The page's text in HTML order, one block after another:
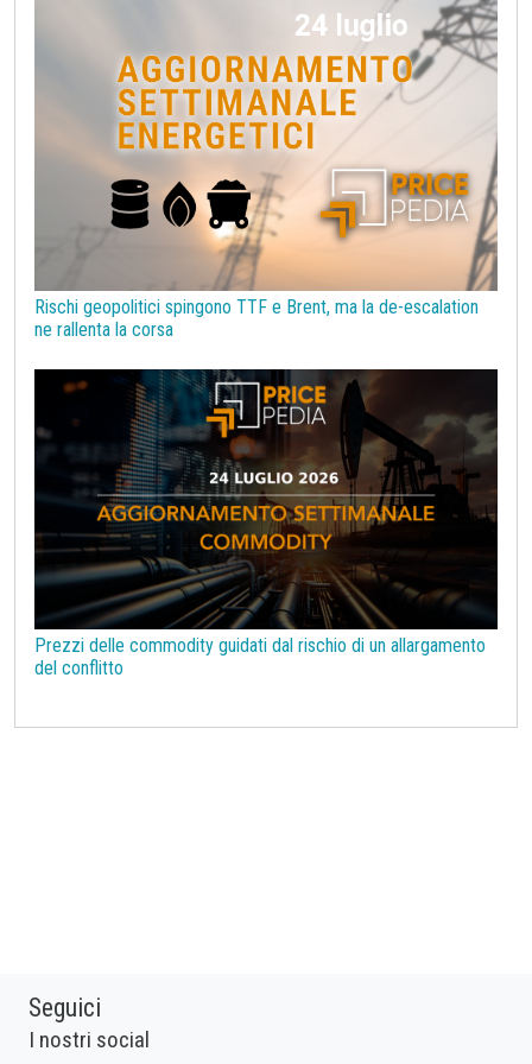
covid19lab melamina
Rischi geopolitici spingono TTF e Brent, ma la de-escalation
ne rallenta la corsa
Prezzi delle commodity guidati dal rischio di un allargamento
del conflitto
Seguici
I nostri social